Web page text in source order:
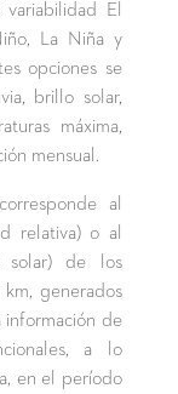
El
La Niña y
opciones se
brillo solar,
máxima,
mensual.
al
relativa) o al
solar) de los
generados
información de
a lo
en el período